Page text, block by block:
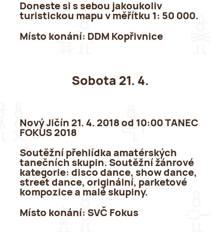
Doneste si s sebou jakoukoliv
turistickou mapu v měřítku 1: 50 000.
Místo konání: DDM Kopřivnice
Sobota 21. 4.
Nový Jičín 21. 4. 2018 od 10:00 TANEC
FOKUS 2018
Soutěžní přehlídka amatérských
tanečních skupin. Soutěžní žánrové
kategorie: disco dance, show dance,
street dance, originální, parketové
kompozice a malé skupiny.
Místo konání: SVČ Fokus